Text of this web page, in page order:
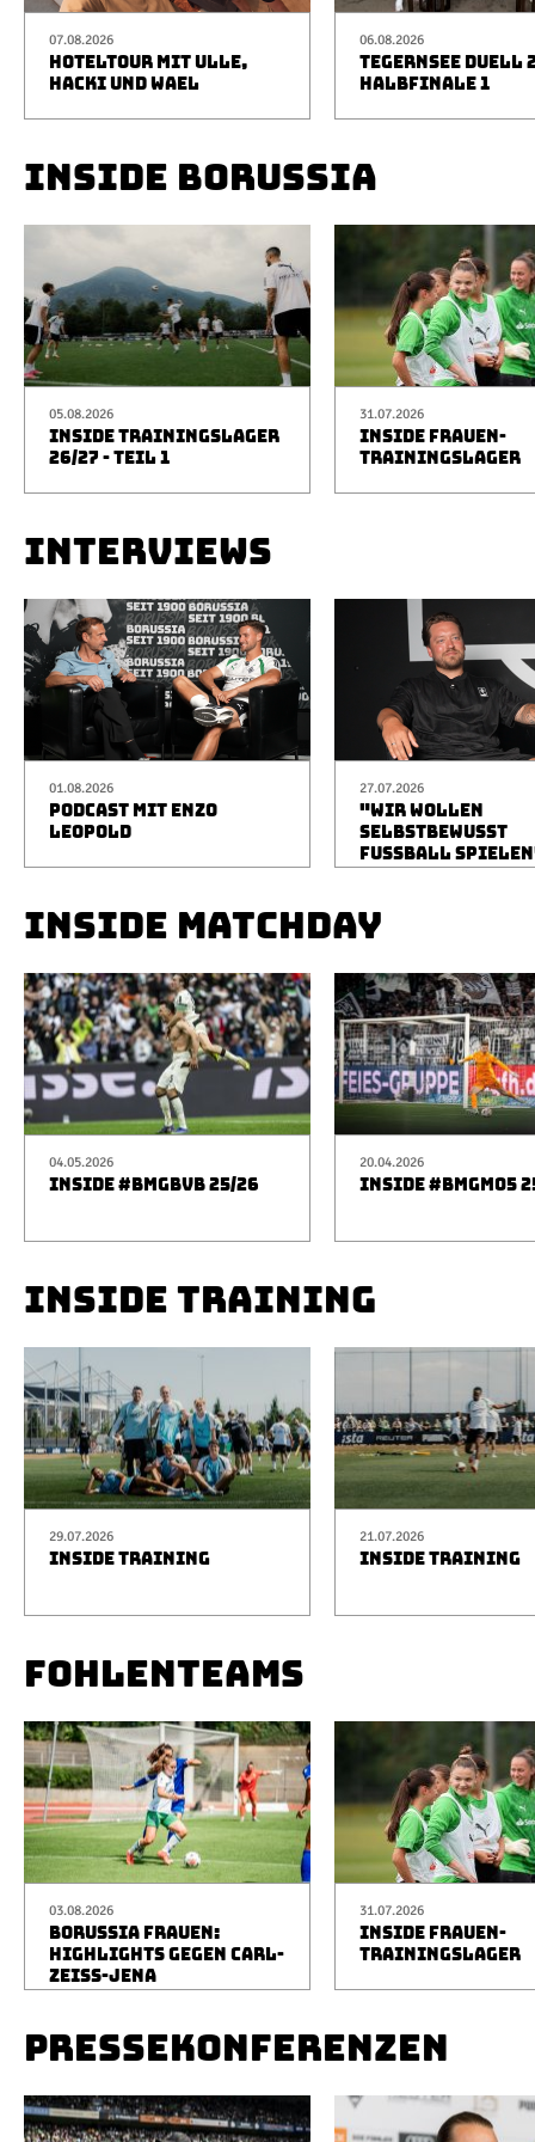
07.08.2026
HOTELTOUR MIT ULLE,
HACKI UND WAEL
06.08.2026
TEGERNSEE DUELL
HALBFINALE 1
INSIDE BORUSSIA
05.08.2026
INSIDE TRAININGSLAGER
26/27 - TEIL 1
31.07.2026
INSIDE FRAUEN-
TRAININGSLAGER
INTERVIEWS
01.08.2026
PODCAST MIT ENZO
LEOPOLD
27.07.2026
"WIR WOLLEN
SELBSTBEWUSST
FUSSBALL
INSIDE MATCHDAY
04.05.2026
INSIDE #BMGBVB 25/26
20.04.2026
INSIDE #BMGM05
INSIDE TRAINING
29.07.2026
INSIDE TRAINING
21.07.2026
INSIDE TRAINING
FOHLENTEAMS
03.08.2026
BORUSSIA FRAUEN:
HIGHLIGHTS GEGEN CARL-
ZEISS-JENA
31.07.2026
INSIDE FRAUEN-
TRAININGSLAGER
PRESSEKONFERENZEN